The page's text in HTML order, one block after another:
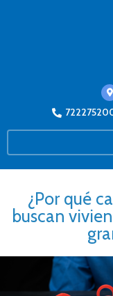
¿Por qué
buscan